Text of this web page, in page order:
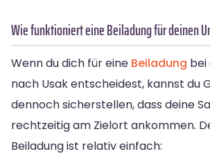
Wie funktioniert eine Beiladung für deinen
Wenn du dich für eine Beiladung bei
nach Usak entscheidest, kannst du
dennoch sicherstellen, dass deine
rechtzeitig am Zielort ankommen.
Beiladung ist relativ einfach: